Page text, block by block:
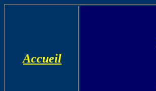
Accueil